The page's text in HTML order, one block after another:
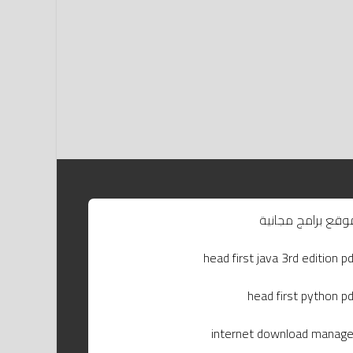
برامج مجانية
head first java 3rd edition
head first python
internet download